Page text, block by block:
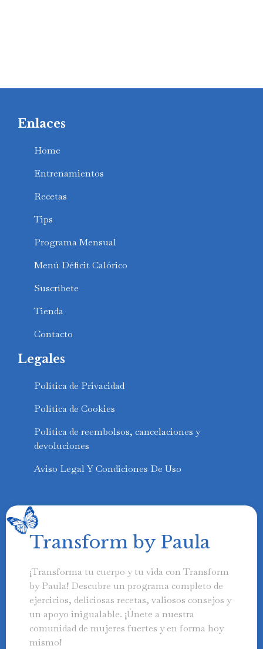
Enlaces
Home
Entrenamientos
Recetas
Tips
Programa Mensual
Menú Déficit Calórico
Suscríbete
Tienda
Contacto
Legales
Política de Privacidad
Política de Cookies
Política de reembolsos, cancelaciones y
devoluciones
Aviso Legal Y Condiciones De Uso
Transform by Paula
¡Transforma tu cuerpo y tu vida con Transform
by Paula! Descubre un programa completo de
ejercicios, deliciosas recetas, valiosos consejos y
un apoyo inigualable. ¡Únete a nuestra
comunidad de mujeres fuertes y en forma hoy
mismo!